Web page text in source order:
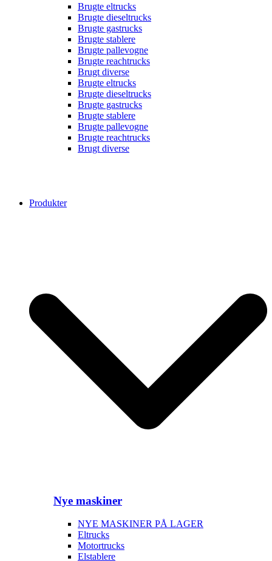
Brugte eltrucks
Brugte dieseltrucks
Brugte gastrucks
Brugte stablere
Brugte pallevogne
Brugte reachtrucks
Brugt diverse
Brugte eltrucks
Brugte dieseltrucks
Brugte gastrucks
Brugte stablere
Brugte pallevogne
Brugte reachtrucks
Brugt diverse
Produkter
Nye maskiner
NYE MASKINER PÅ LAGER
Eltrucks
Motortrucks
Elstablere